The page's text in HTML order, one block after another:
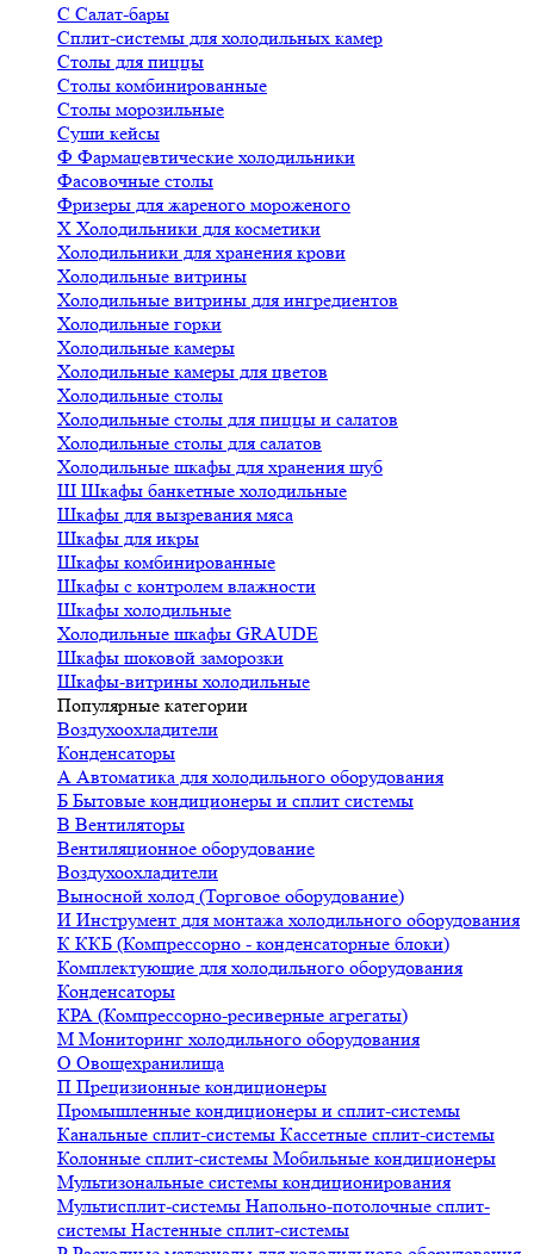
С Салат-бары
Сплит-системы для холодильных камер
Столы для пиццы
Столы комбинированные
Столы морозильные
Суши кейсы
Ф Фармацевтические холодильники
Фасовочные столы
Фризеры для жареного мороженого
Х Холодильники для косметики
Холодильники для хранения крови
Холодильные витрины
Холодильные витрины для ингредиентов
Холодильные горки
Холодильные камеры
Холодильные камеры для цветов
Холодильные столы
Холодильные столы для пиццы и салатов
Холодильные столы для салатов
Холодильные шкафы для хранения шуб
Ш Шкафы банкетные холодильные
Шкафы для вызревания мяса
Шкафы для икры
Шкафы комбинированные
Шкафы с контролем влажности
Шкафы холодильные
Холодильные шкафы GRAUDE
Шкафы шоковой заморозки
Шкафы-витрины холодильные
Популярные категории
Воздухоохладители
Конденсаторы
А Автоматика для холодильного оборудования
Б Бытовые кондиционеры и сплит системы
В Вентиляторы
Вентиляционное оборудование
Воздухоохладители
Выносной холод (Торговое оборудование)
И Инструмент для монтажа холодильного оборудования
К ККБ (Компрессорно - конденсаторные блоки)
Комплектующие для холодильного оборудования
Конденсаторы
КРА (Компрессорно-ресиверные агрегаты)
М Мониторинг холодильного оборудования
О Овощехранилища
П Прецизионные кондиционеры
Промышленные кондиционеры и сплит-системы
Канальные сплит-системы Кассетные сплит-системы
Колонные сплит-системы Мобильные кондиционеры
Мультизональные системы кондиционирования
Мультисплит-системы Напольно-потолочные сплит-
системы Настенные сплит-системы